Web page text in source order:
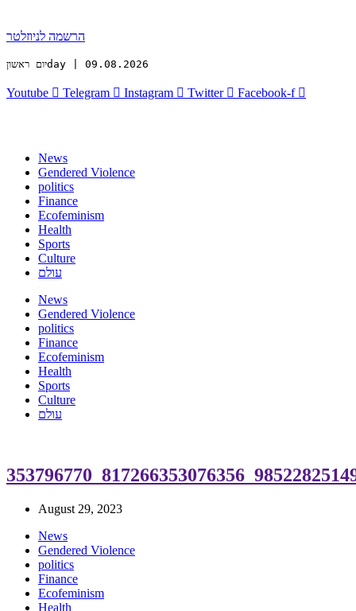
הרשמה לניוזלטר
יום ראשוןday | 09.08.2026
Youtube Telegram Instagram Twitter Facebook-f
News
Gendered Violence
politics
Finance
Ecofeminism
Health
Sports
Culture
עולם
News
Gendered Violence
politics
Finance
Ecofeminism
Health
Sports
Culture
עולם
August 29, 2023
News
Gendered Violence
politics
Finance
Ecofeminism
Health